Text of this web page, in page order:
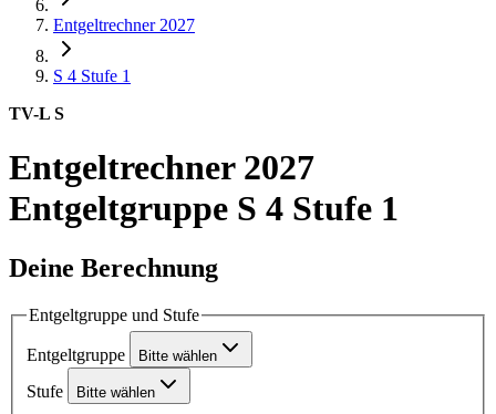
Entgeltrechner 2027
S 4 Stufe 1
TV-L S
Entgeltrechner 2027
Entgeltgruppe S 4 Stufe 1
Deine Berechnung
Entgeltgruppe und Stufe
Entgeltgruppe Bitte wählen
Stufe Bitte wählen